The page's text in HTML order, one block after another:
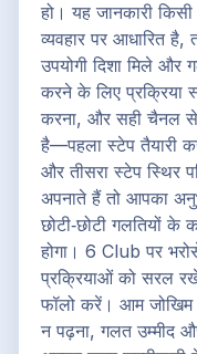
हो। यह जानकारी
व्यवहार पर आधारित है,
उपयोगी दिशा मिले और
करने के लिए प्रक्रिया
करना, और सही चैनल से
है—पहला स्टेप तैयारी
और तीसरा स्टेप स्थिर
अपनाते हैं तो आपका
छोटी‑छोटी गलतियों के
होगा। 6 Club पर
प्रक्रियाओं को सरल
फॉलो करें। आम जोखिम
न पढ़ना, गलत उम्मीद